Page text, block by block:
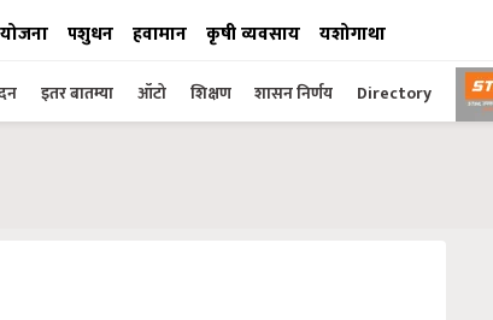
पशुधन हवामान कृषी व्यवसाय यशोगाथा
इतर बातम्या ऑटो शिक्षण शासन निर्णय Directory